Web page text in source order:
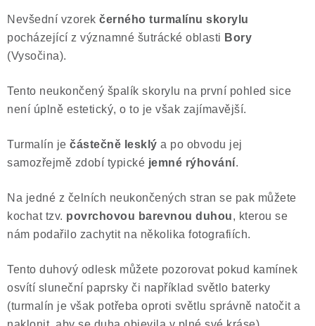
Nevšední vzorek černého turmalínu skorylu
pocházející z významné šutrácké oblasti Bory
(Vysočina).
Tento neukončený špalík skorylu na první pohled sice
není úplně estetický, o to je však zajímavější.
Turmalín je částečně lesklý a po obvodu jej
samozřejmě zdobí typické jemné rýhování.
Na jedné z čelních neukončených stran se pak můžete
kochat tzv. povrchovou barevnou duhou, kterou se
nám podařilo zachytit na několika fotografiích.
Tento duhový odlesk můžete pozorovat pokud kamínek
osvítí sluneční paprsky či například světlo baterky
(turmalín je však potřeba oproti světlu správně natočit a